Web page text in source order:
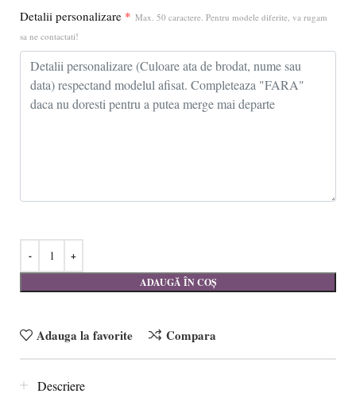
Detalii personalizare * Max. 50 caractere. Pentru modele diferite, va rugam
sa ne contactati!
ADAUGĂ ÎN COȘ
Adauga la favorite Compara
Descriere